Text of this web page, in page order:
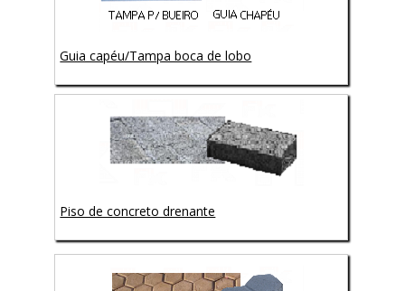
Guia capéu/Tampa boca de lobo
Piso de concreto drenante